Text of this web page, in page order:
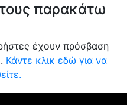
παρακάτω
έχουν πρόσβαση
Κάντε κλικ εδώ για να